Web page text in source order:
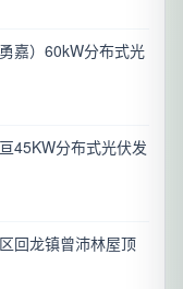
嘉）60kW分布式光
45KW分布式光伏发
回龙镇曾沛林屋顶